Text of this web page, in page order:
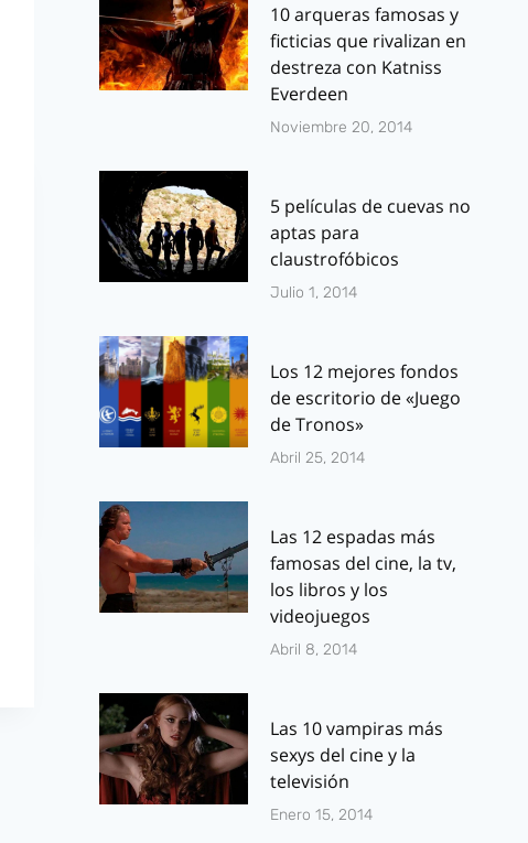
10 arqueras famosas y
ficticias que rivalizan en
destreza con Katniss
Everdeen
Noviembre 20, 2014
5 películas de cuevas no
aptas para
claustrofóbicos
Julio 1, 2014
Los 12 mejores fondos
de escritorio de «Juego
de Tronos»
Abril 25, 2014
Las 12 espadas más
famosas del cine, la tv,
los libros y los
videojuegos
Abril 8, 2014
Las 10 vampiras más
sexys del cine y la
televisión
Enero 15, 2014